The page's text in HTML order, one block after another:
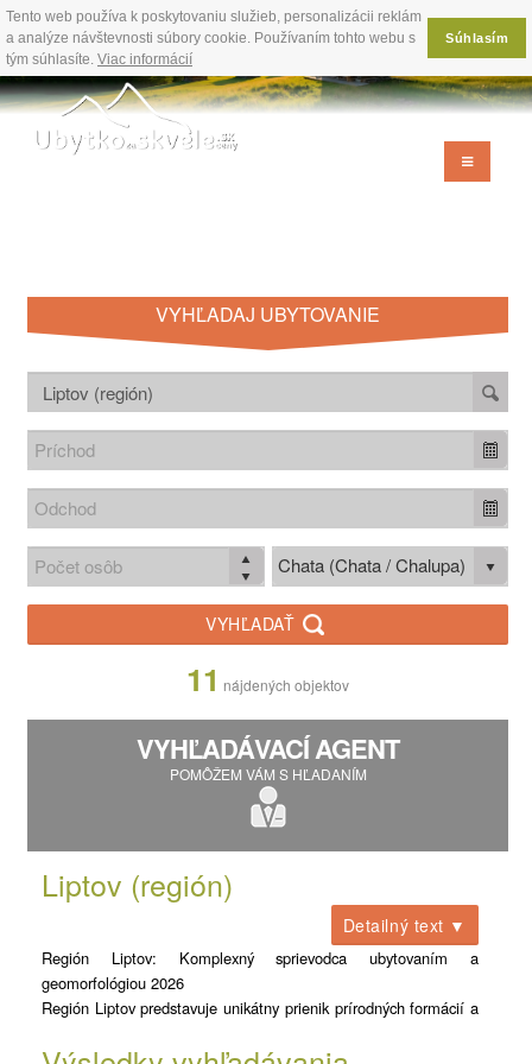
Tento web používa k poskytovaniu služieb, personalizácii reklám
a analýze návštevnosti súbory cookie. Používaním tohto webu s
tým súhlasíte. Viac informácií
Súhlasím
VYHĽADAJ UBYTOVANIE
Chata (Chata / Chalupa)
VYHĽADAŤ
11 nájdených objektov
VYHĽADÁVACÍ AGENT
POMÔŽEM VÁM S HĽADANÍM
Liptov (región)
Detailný text ▼
Región Liptov: Komplexný sprievodca ubytovaním a
geomorfológiou 2026
Región Liptov predstavuje unikátny prienik prírodných formácií a
Rozprestiera sa v Liptovskej kotline, obklopenej masívmi troch